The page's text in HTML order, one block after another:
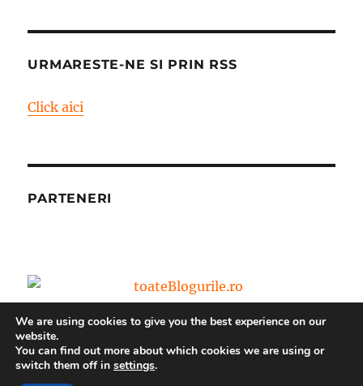
URMARESTE-NE SI PRIN RSS
Click aici
PARTENERI
Blog – World Vision Romania
We are using cookies to give you the best experience on our
website.
You can find out more about which cookies we are using or
switch them off in settings.